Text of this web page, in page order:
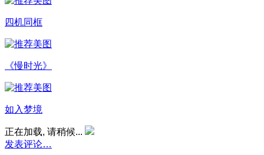
四机同框
《慢时光》
如入梦境
正在加载, 请稍候...
发表评论…